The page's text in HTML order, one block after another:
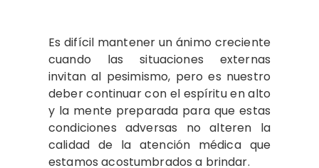
Es difícil mantener un ánimo creciente
cuando las situaciones externas
invitan al pesimismo, pero es nuestro
deber continuar con el espíritu en alto
y la mente preparada para que estas
condiciones adversas no alteren la
calidad de la atención médica que
estamos acostumbrados a brindar.